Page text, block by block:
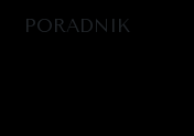
PORADNIK